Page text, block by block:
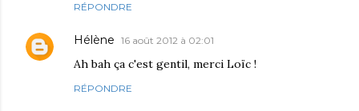
RÉPONDRE
Hélène 16 août 2012 à 02:01
Ah bah ça c'est gentil, merci Loïc !
RÉPONDRE